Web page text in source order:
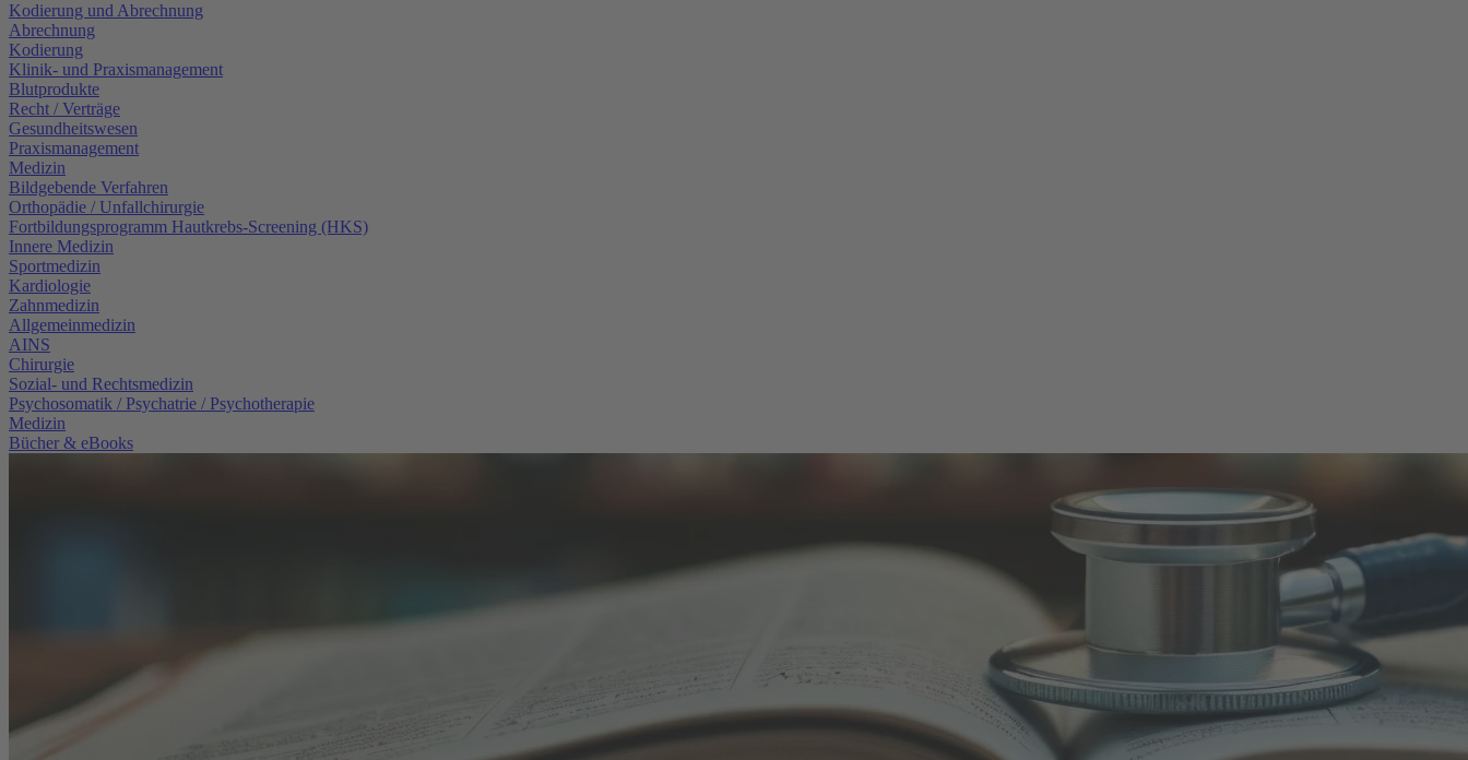
Kodierung und Abrechnung
Abrechnung
Kodierung
Klinik- und Praxismanagement
Blutprodukte
Recht / Verträge
Gesundheitswesen
Praxismanagement
Medizin
Bildgebende Verfahren
Orthopädie / Unfallchirurgie
Fortbildungsprogramm Hautkrebs-Screening (HKS)
Innere Medizin
Sportmedizin
Kardiologie
Zahnmedizin
Allgemeinmedizin
AINS
Chirurgie
Sozial- und Rechtsmedizin
Psychosomatik / Psychatrie / Psychotherapie
Medizin
Bücher & eBooks